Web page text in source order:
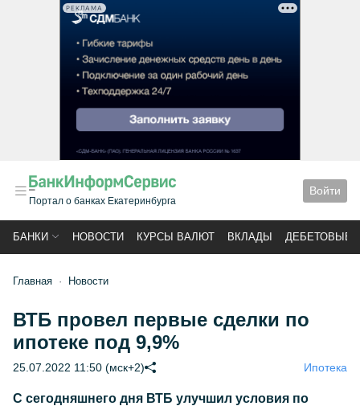
РЕКЛАМА
Портал о банках Екатеринбурга
Войти
БАНКИ НОВОСТИ КУРСЫ ВАЛЮТ ВКЛАДЫ ДЕБЕТОВЫЕ
Главная Новости
ВТБ провел первые сделки по
ипотеке под 9,9%
25.07.2022 11:50 (мск+2) Ипотека
С сегодняшнего дня ВТБ улучшил условия по